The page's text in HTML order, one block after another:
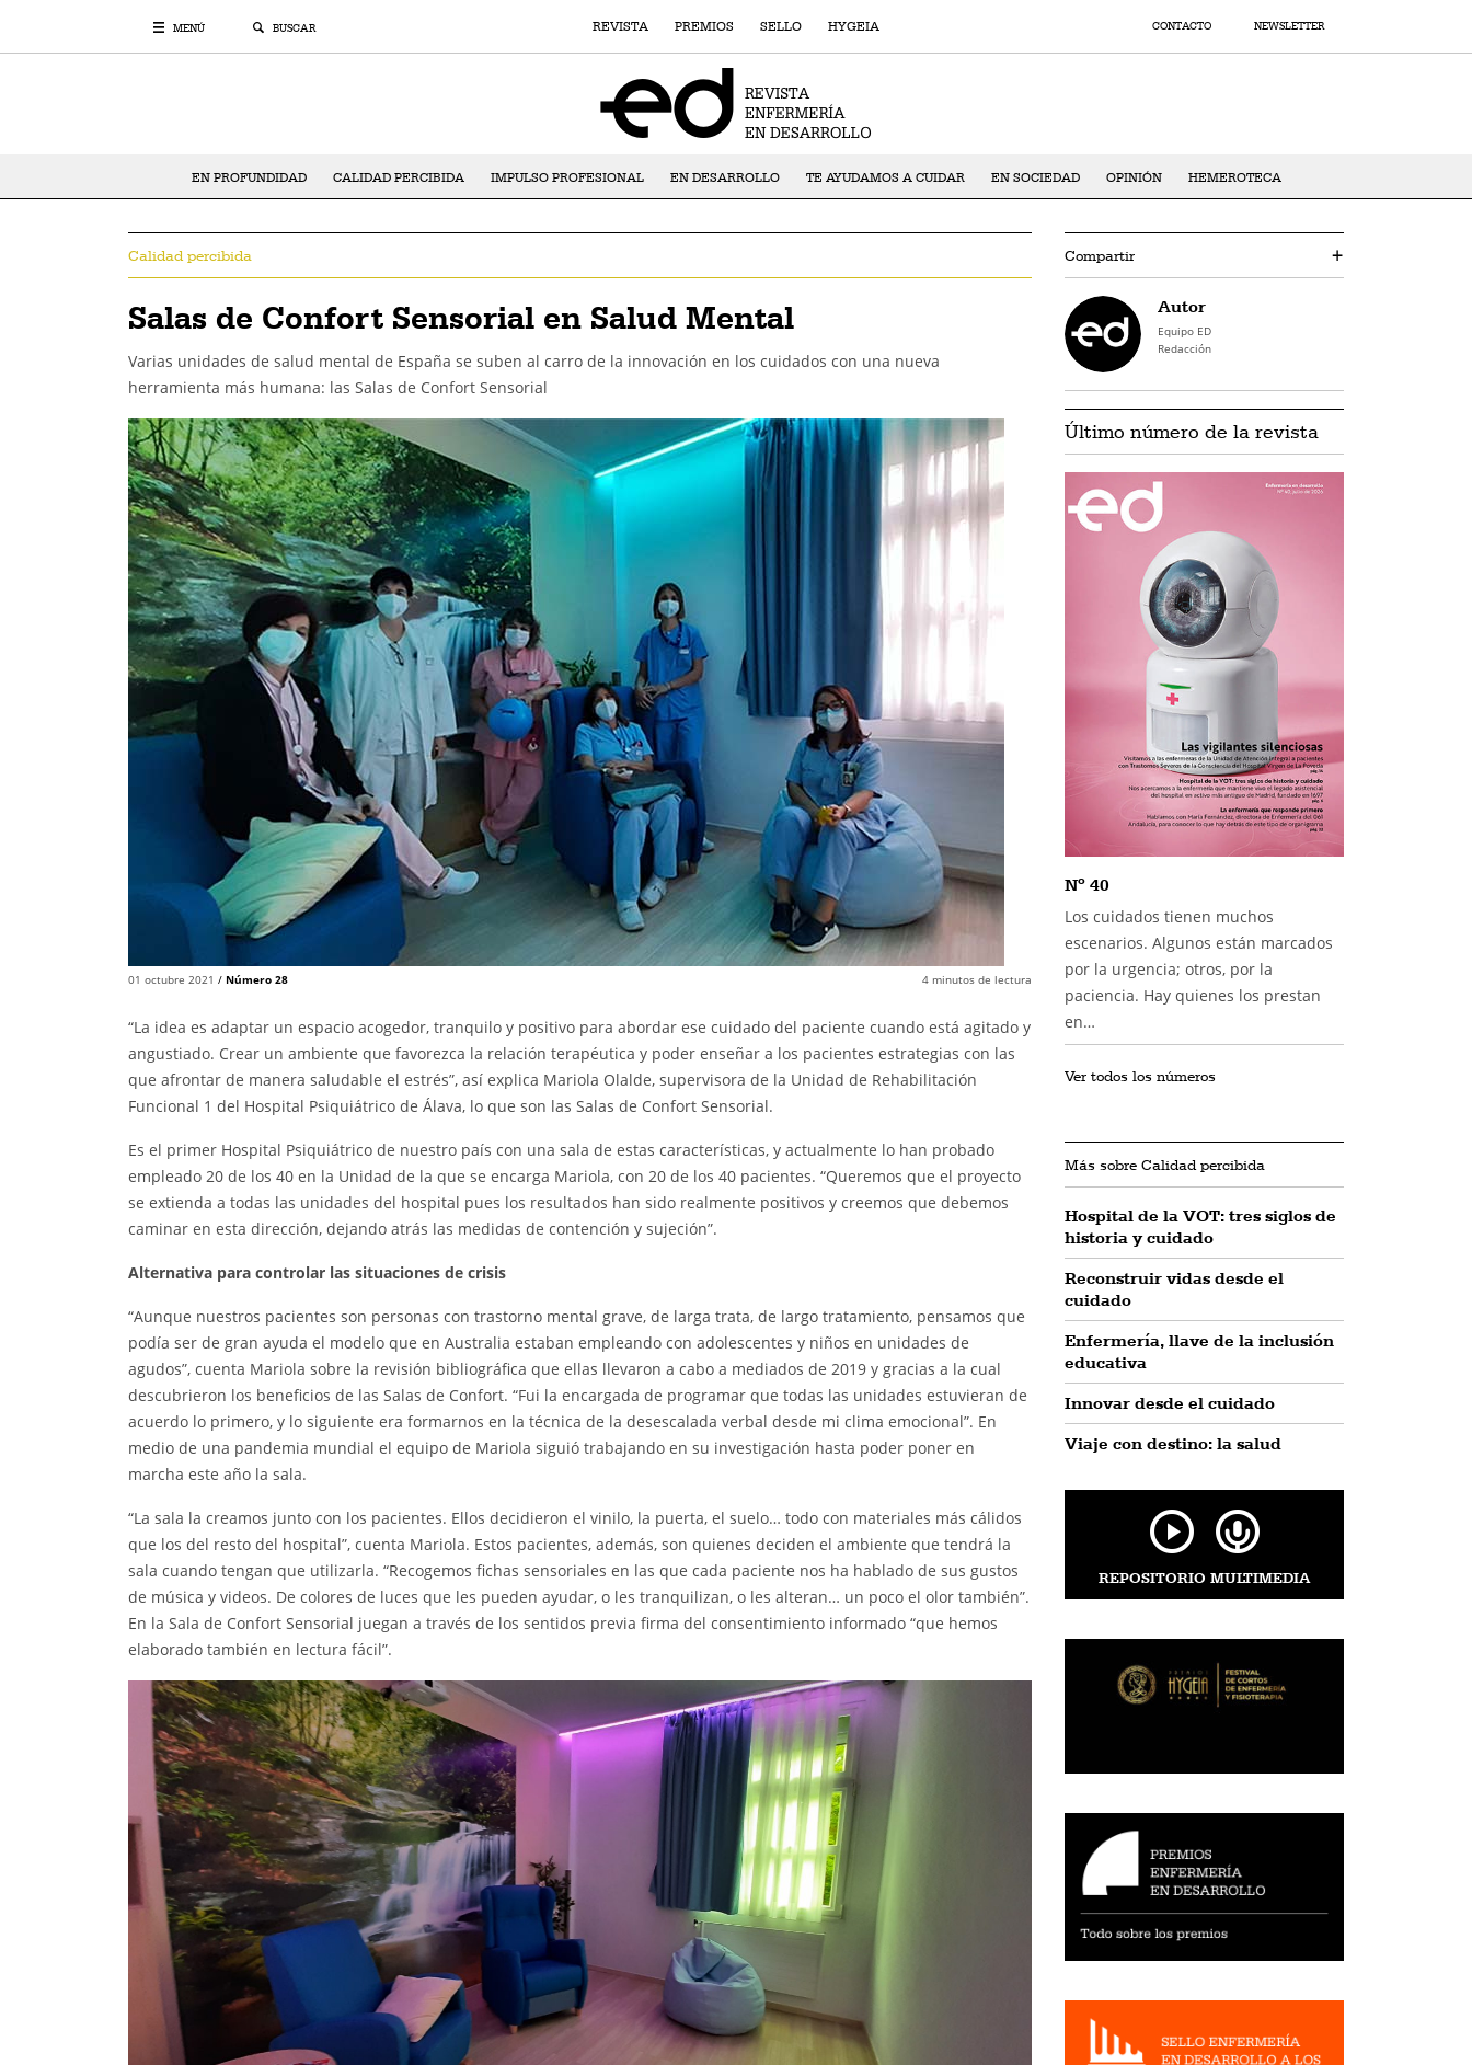
MENÚ BUSCAR REVISTA PREMIOS SELLO HYGEIA CONTACTO NEWSLETTER
EN PROFUNDIDAD CALIDAD PERCIBIDA IMPULSO PROFESIONAL EN DESARROLLO TE AYUDAMOS A CUIDAR EN SOCIEDAD OPINIÓN HEMEROTECA
Calidad percibida
Salas de Confort Sensorial en Salud Mental
Varias unidades de salud mental de España se suben al carro de la innovación en los cuidados con una nueva
herramienta más humana: las Salas de Confort Sensorial
01 octubre 2021 / Número 28 4 minutos de lectura
“La idea es adaptar un espacio acogedor, tranquilo y positivo para abordar ese cuidado del paciente cuando está agitado y
angustiado. Crear un ambiente que favorezca la relación terapéutica y poder enseñar a los pacientes estrategias con las
que afrontar de manera saludable el estrés”, así explica Mariola Olalde, supervisora de la Unidad de Rehabilitación
Funcional 1 del Hospital Psiquiátrico de Álava, lo que son las Salas de Confort Sensorial.
Es el primer Hospital Psiquiátrico de nuestro país con una sala de estas características, y actualmente lo han probado
empleado 20 de los 40 en la Unidad de la que se encarga Mariola, con 20 de los 40 pacientes. “Queremos que el proyecto
se extienda a todas las unidades del hospital pues los resultados han sido realmente positivos y creemos que debemos
caminar en esta dirección, dejando atrás las medidas de contención y sujeción”.
Alternativa para controlar las situaciones de crisis
“Aunque nuestros pacientes son personas con trastorno mental grave, de larga trata, de largo tratamiento, pensamos que
podía ser de gran ayuda el modelo que en Australia estaban empleando con adolescentes y niños en unidades de
agudos”, cuenta Mariola sobre la revisión bibliográfica que ellas llevaron a cabo a mediados de 2019 y gracias a la cual
descubrieron los beneficios de las Salas de Confort. “Fui la encargada de programar que todas las unidades estuvieran de
acuerdo lo primero, y lo siguiente era formarnos en la técnica de la desescalada verbal desde mi clima emocional”. En
medio de una pandemia mundial el equipo de Mariola siguió trabajando en su investigación hasta poder poner en
marcha este año la sala.
“La sala la creamos junto con los pacientes. Ellos decidieron el vinilo, la puerta, el suelo… todo con materiales más cálidos
que los del resto del hospital”, cuenta Mariola. Estos pacientes, además, son quienes deciden el ambiente que tendrá la
sala cuando tengan que utilizarla. “Recogemos fichas sensoriales en las que cada paciente nos ha hablado de sus gustos
de música y videos. De colores de luces que les pueden ayudar, o les tranquilizan, o les alteran… un poco el olor también”.
En la Sala de Confort Sensorial juegan a través de los sentidos previa firma del consentimiento informado “que hemos
elaborado también en lectura fácil”.
Compartir +
Autor
Equipo ED
Redacción
Último número de la revista
Nº 40
Los cuidados tienen muchos
escenarios. Algunos están marcados
por la urgencia; otros, por la
paciencia. Hay quienes los prestan
en…
Ver todos los números
Más sobre Calidad percibida
Hospital de la VOT: tres siglos de
historia y cuidado
Reconstruir vidas desde el
cuidado
Enfermería, llave de la inclusión
educativa
Innovar desde el cuidado
Viaje con destino: la salud
REPOSITORIO MULTIMEDIA